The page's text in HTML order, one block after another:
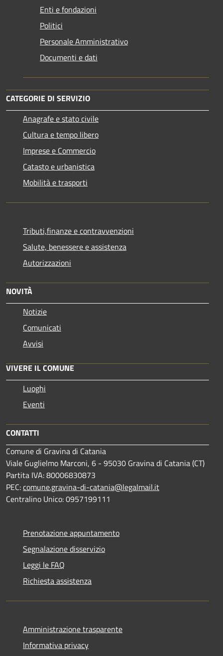
Enti e fondazioni
Politici
Personale Amministrativo
Documenti e dati
CATEGORIE DI SERVIZIO
Anagrafe e stato civile
Cultura e tempo libero
Imprese e Commercio
Catasto e urbanistica
Mobilità e trasporti
Tributi,finanze e contravvenzioni
Salute, benessere e assistenza
Autorizzazioni
NOVITÀ
Notizie
Comunicati
Avvisi
VIVERE IL COMUNE
Luoghi
Eventi
CONTATTI
Comune di Gravina di Catania
Viale Guglielmo Marconi, 6 - 95030 Gravina di Catania (CT)
Partita IVA: 80006830873
PEC:comune.gravina-di-catania@legalmail.it
Centralino Unico: 0957199111
Prenotazione appuntamento
Segnalazione disservizio
Leggi le FAQ
Richiesta assistenza
Amministrazione trasparente
Informativa privacy